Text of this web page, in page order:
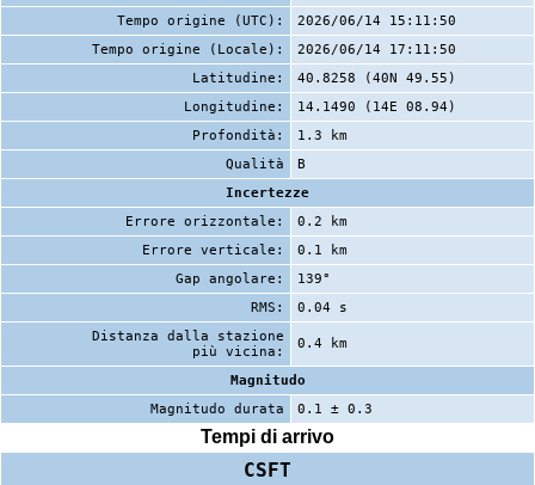
Tempo origine (UTC):
2026/06/14 15:11:50
Tempo origine (Locale):
2026/06/14 17:11:50
Latitudine:
40.8258 (40N 49.55)
Longitudine:
14.1490 (14E 08.94)
Profondità:
1.3 km
Qualità
B
Incertezze
Errore orizzontale:
0.2 km
Errore verticale:
0.1 km
Gap angolare:
139°
RMS:
0.04 s
Distanza dalla stazione
più vicina:
0.4 km
Magnitudo
Magnitudo durata
0.1 ± 0.3
Tempi di arrivo
CSFT